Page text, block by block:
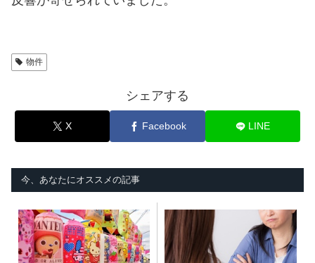
物件
シェアする
X Facebook LINE
今、あなたにオススメの記事